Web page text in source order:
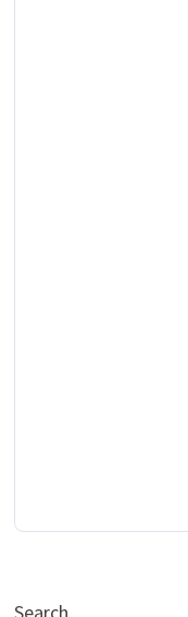
Search